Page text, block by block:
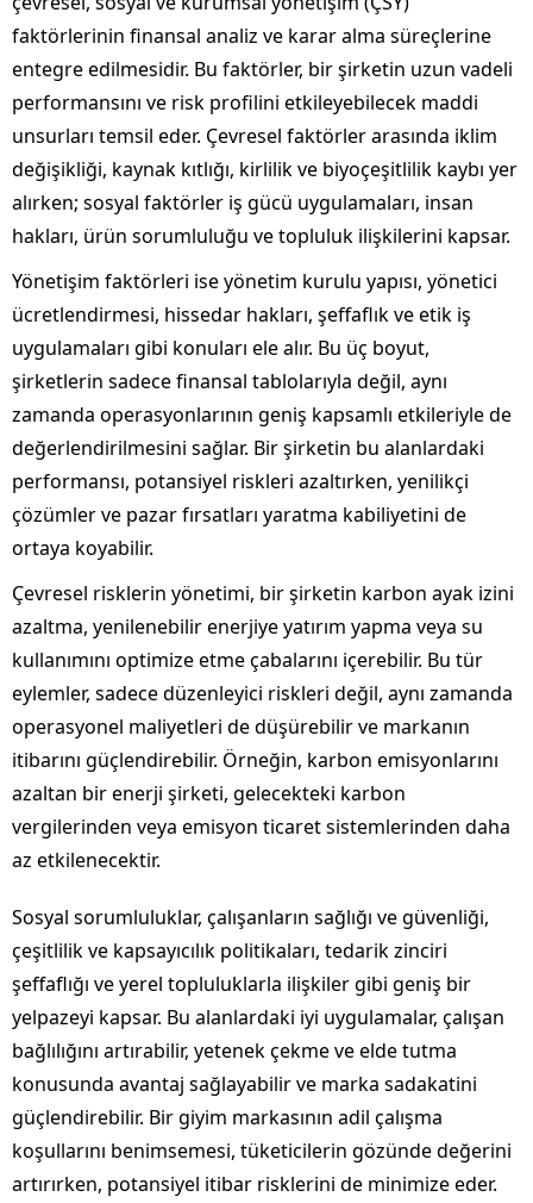
faktörlerinin finansal analiz ve karar alma süreçlerine
entegre edilmesidir. Bu faktörler, bir şirketin uzun vadeli
performansını ve risk profilini etkileyebilecek maddi
unsurları temsil eder. Çevresel faktörler arasında iklim
değişikliği, kaynak kıtlığı, kirlilik ve biyoçeşitlilik kaybı yer
alırken; sosyal faktörler iş gücü uygulamaları, insan
hakları, ürün sorumluluğu ve topluluk ilişkilerini kapsar.
Yönetişim faktörleri ise yönetim kurulu yapısı, yönetici
ücretlendirmesi, hissedar hakları, şeffaflık ve etik iş
uygulamaları gibi konuları ele alır. Bu üç boyut,
şirketlerin sadece finansal tablolarıyla değil, aynı
zamanda operasyonlarının geniş kapsamlı etkileriyle de
değerlendirilmesini sağlar. Bir şirketin bu alanlardaki
performansı, potansiyel riskleri azaltırken, yenilikçi
çözümler ve pazar fırsatları yaratma kabiliyetini de
ortaya koyabilir.
Çevresel risklerin yönetimi, bir şirketin karbon ayak izini
azaltma, yenilenebilir enerjiye yatırım yapma veya su
kullanımını optimize etme çabalarını içerebilir. Bu tür
eylemler, sadece düzenleyici riskleri değil, aynı zamanda
operasyonel maliyetleri de düşürebilir ve markanın
itibarını güçlendirebilir. Örneğin, karbon emisyonlarını
azaltan bir enerji şirketi, gelecekteki karbon
vergilerinden veya emisyon ticaret sistemlerinden daha
az etkilenecektir.
Sosyal sorumluluklar, çalışanların sağlığı ve güvenliği,
çeşitlilik ve kapsayıcılık politikaları, tedarik zinciri
şeffaflığı ve yerel topluluklarla ilişkiler gibi geniş bir
yelpazeyi kapsar. Bu alanlardaki iyi uygulamalar, çalışan
bağlılığını artırabilir, yetenek çekme ve elde tutma
konusunda avantaj sağlayabilir ve marka sadakatini
güçlendirebilir. Bir giyim markasının adil çalışma
koşullarını benimsemesi, tüketicilerin gözünde değerini
artırırken, potansiyel itibar risklerini de minimize eder.